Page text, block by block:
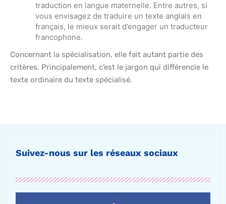
traduction en langue maternelle. Entre autres, si
vous envisagez de traduire un texte anglais en
français, le mieux serait d’engager un traducteur
francophone.
Concernant la spécialisation, elle fait autant partie des
critères. Principalement, c’est le jargon qui différencie le
texte ordinaire du texte spécialisé.
Suivez-nous sur les réseaux sociaux